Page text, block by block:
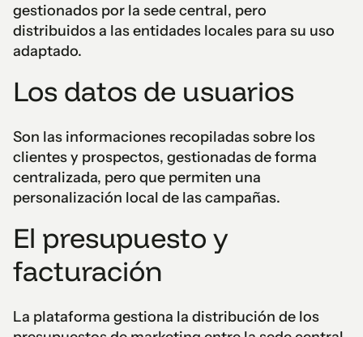
gestionados por la sede central, pero
distribuidos a las entidades locales para su uso
adaptado.
Los datos de usuarios
Son las informaciones recopiladas sobre los
clientes y prospectos, gestionadas de forma
centralizada, pero que permiten una
personalización local de las campañas.
El presupuesto y
facturación
La plataforma gestiona la distribución de los